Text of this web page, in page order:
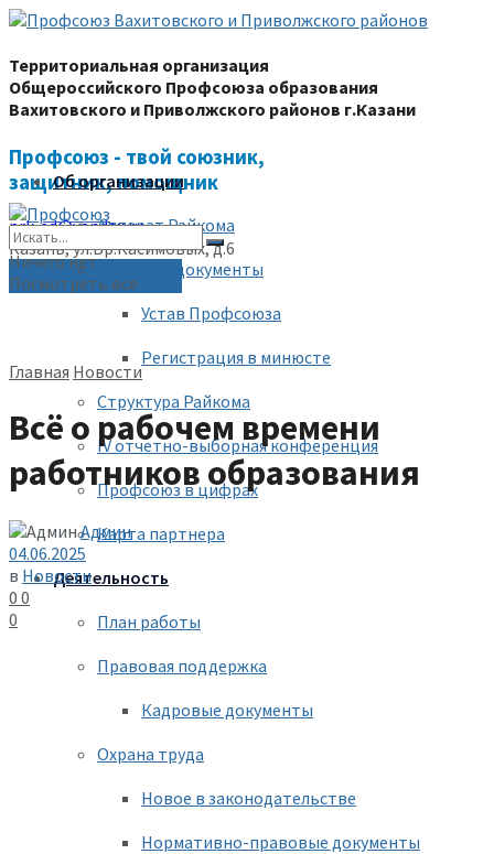
Территориальная организация
Общероссийского Профсоюза образования
Вахитовского и Приволжского районов г.Казани
Профсоюз - твой союзник,
защитник, помощник
prk-ed@yandex.ru
Казань, ул.Бр.Касимовых, д.6
(843) 228-68-80
Об организации
Аппарат Райкома
Уставные документы
Устав Профсоюза
Регистрация в минюсте
Структура Райкома
IV отчетно-выборная конференция
Профсоюз в цифрах
Карта партнера
Деятельность
План работы
Правовая поддержка
Кадровые документы
Охрана труда
Новое в законодательстве
Нормативно-правовые документы
Ничего нет
Посмотреть все
Главная Новости
Всё о рабочем времени
работников образования
Админ
04.06.2025
в Новости
0 0
0